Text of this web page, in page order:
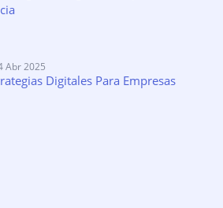
Abr 2025
Digitales Para Empresas